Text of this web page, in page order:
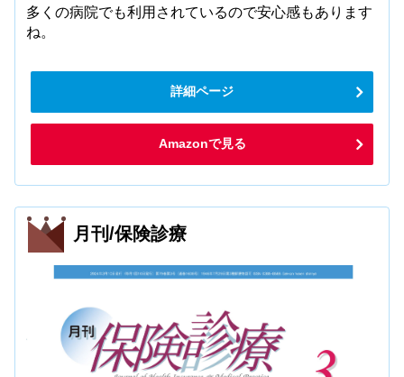
多くの病院でも利用されているので安心感もあります
ね。
詳細ページ
Amazonで見る
月刊/保険診療